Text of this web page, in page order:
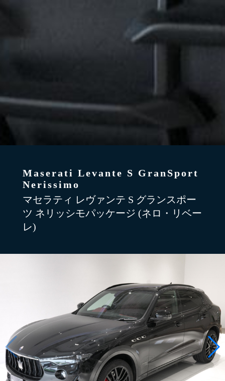
Maserati Levante S GranSport
Nerissimo
マセラティ レヴァンテ S グランスポー
ツ ネリッシモパッケージ (ネロ・リベー
レ)